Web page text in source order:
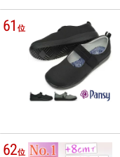
61位
62位